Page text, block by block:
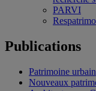
PARVI
Publications
Patrimoine urbain
Nouveaux